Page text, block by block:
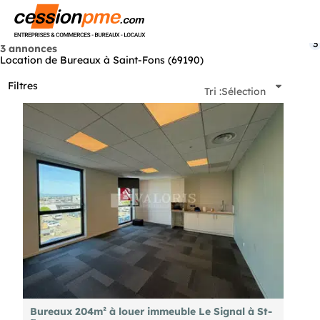
3 annonces
Location de Bureaux à Saint-Fons (69190)
Filtres
3
Tri :Sélection
Bureaux 204m² à louer immeuble Le Signal à St-